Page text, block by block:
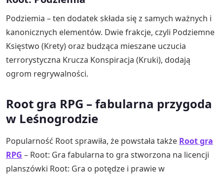
Podziemia – ten dodatek składa się z samych ważnych i
kanonicznych elementów. Dwie frakcje, czyli Podziemne
Księstwo (Krety) oraz budząca mieszane uczucia
terrorystyczna Krucza Konspiracja (Kruki), dodają
ogrom regrywalności.
Root gra RPG – fabularna przygoda
w Leśnogrodzie
Popularność Root sprawiła, że powstała także Root gra
RPG – Root: Gra fabularna to gra stworzona na licencji
planszówki Root: Gra o potędze i prawie w